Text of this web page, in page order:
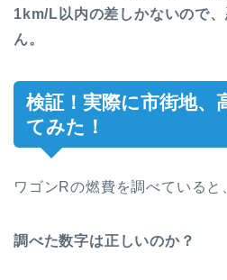
1km/L以内の差しかないので
ん。
検証！実際に市街地、
てみた！
ワゴンRの燃費を調べている
調べた数字は正しいのか？